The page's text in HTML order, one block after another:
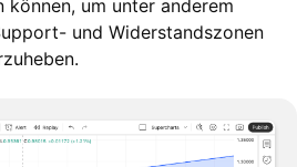
können, um unter anderem
und Widerstandszonen